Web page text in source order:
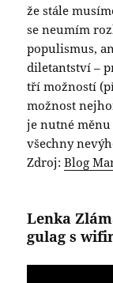
že stále
se neumím
populismus,
diletantství –
tří možností
možnost
je nutné měnu
všechny
Zdroj:Blog
Lenka
gulag s